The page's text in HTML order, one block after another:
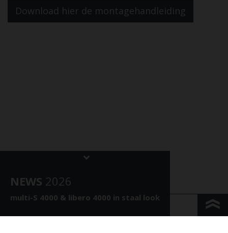
Download hier de montagehandleiding
NEWS 2026
multi-S 4000 & libero 4000 in staal look